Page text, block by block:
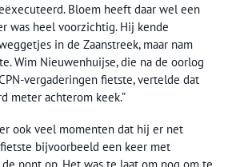
Bloem heeft daar wel een
was heel voorzichtig. Hij kende
in de Zaanstreek, maar nam
Wim Nieuwenhuijse, die na de oorlog
vergaderingen fietste, vertelde dat
meter achterom keek.”
ook veel momenten dat hij er net
bijvoorbeeld een keer met